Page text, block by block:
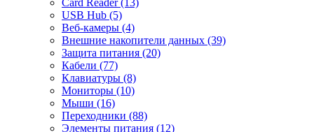
Card Reader (13)
USB Hub (5)
Веб-камеры (4)
Внешние накопители данных (39)
Защита питания (20)
Кабели (77)
Клавиатуры (8)
Мониторы (10)
Мыши (16)
Переходники (88)
Элементы питания (12)